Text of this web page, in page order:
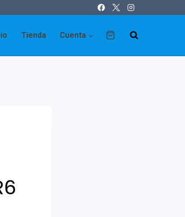
Tienda Cuenta